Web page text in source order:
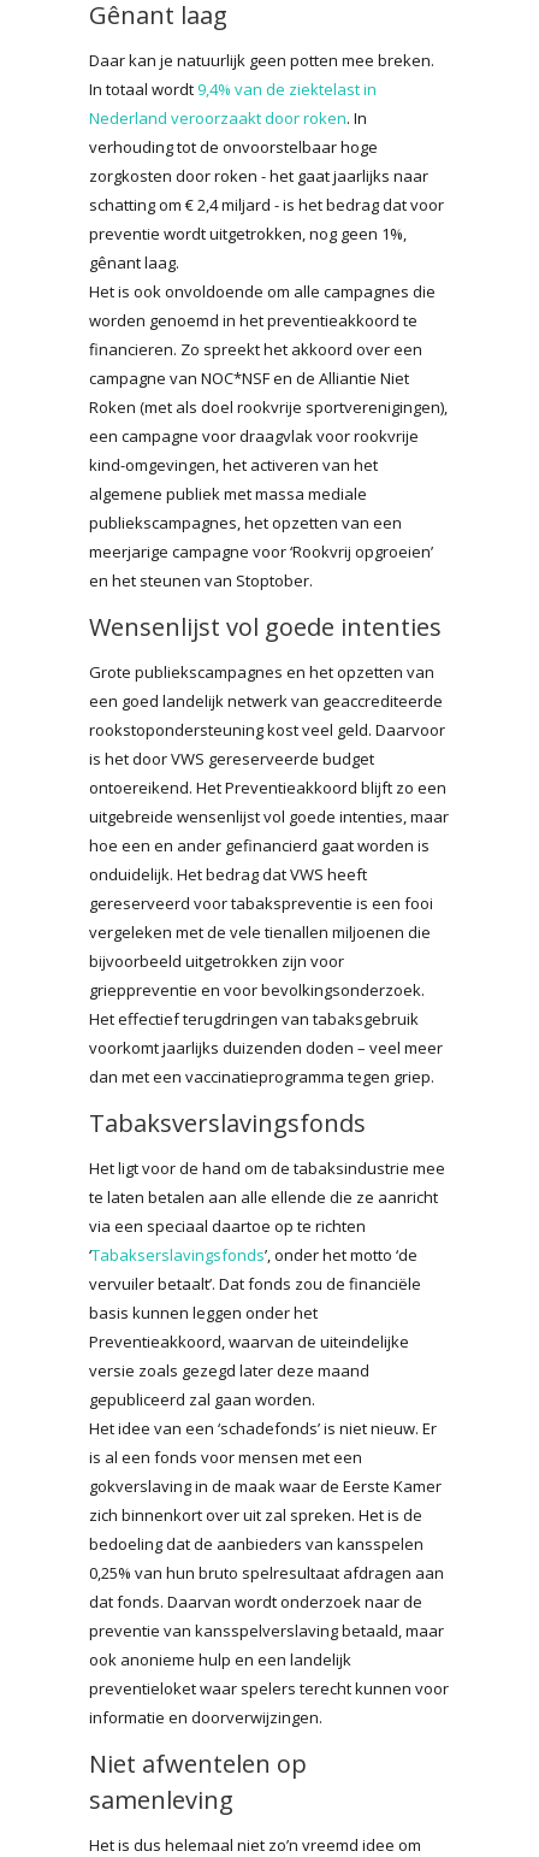
Gênant laag
Daar kan je natuurlijk geen potten mee breken.
In totaal wordt9,4% van de ziektelast in
Nederland veroorzaakt door roken. In
verhouding tot de onvoorstelbaar hoge
zorgkosten door roken - het gaat jaarlijks naar
schatting om € 2,4 miljard - is het bedrag dat voor
preventie wordt uitgetrokken, nog geen 1%,
gênant laag.
Het is ook onvoldoende om alle campagnes die
worden genoemd in het preventieakkoord te
financieren. Zo spreekt het akkoord over een
campagne van NOC*NSF en de Alliantie Niet
Roken (met als doel rookvrije sportverenigingen),
een campagne voor draagvlak voor rookvrije
kind-omgevingen, het activeren van het
algemene publiek met massa mediale
publiekscampagnes, het opzetten van een
meerjarige campagne voor ‘Rookvrij opgroeien’
en het steunen van Stoptober.
Wensenlijst vol goede intenties
Grote publiekscampagnes en het opzetten van
een goed landelijk netwerk van geaccrediteerde
rookstopondersteuning kost veel geld. Daarvoor
is het door VWS gereserveerde budget
ontoereikend. Het Preventieakkoord blijft zo een
uitgebreide wensenlijst vol goede intenties, maar
hoe een en ander gefinancierd gaat worden is
onduidelijk. Het bedrag dat VWS heeft
gereserveerd voor tabakspreventie is een fooi
vergeleken met de vele tienallen miljoenen die
bijvoorbeeld uitgetrokken zijn voor
grieppreventie en voor bevolkingsonderzoek.
Het effectief terugdringen van tabaksgebruik
voorkomt jaarlijks duizenden doden – veel meer
dan met een vaccinatieprogramma tegen griep.
Tabaksverslavingsfonds
Het ligt voor de hand om de tabaksindustrie mee
te laten betalen aan alle ellende die ze aanricht
via een speciaal daartoe op te richten
‘Tabakserslavingsfonds’, onder het motto ‘de
vervuiler betaalt’. Dat fonds zou de financiële
basis kunnen leggen onder het
Preventieakkoord, waarvan de uiteindelijke
versie zoals gezegd later deze maand
gepubliceerd zal gaan worden.
Het idee van een ‘schadefonds’ is niet nieuw. Er
is al een fonds voor mensen met een
gokverslaving in de maak waar de Eerste Kamer
zich binnenkort over uit zal spreken. Het is de
bedoeling dat de aanbieders van kansspelen
0,25% van hun bruto spelresultaat afdragen aan
dat fonds. Daarvan wordt onderzoek naar de
preventie van kansspelverslaving betaald, maar
ook anonieme hulp en een landelijk
preventieloket waar spelers terecht kunnen voor
informatie en doorverwijzingen.
Niet afwentelen op
samenleving
Het is dus helemaal niet zo’n vreemd idee om